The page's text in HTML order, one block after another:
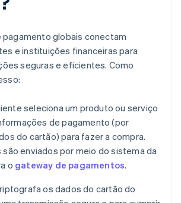
pagamento globais conectam
e instituições financeiras para
seguras e eficientes. Como
seleciona um produto ou serviço
de pagamento (por
do cartão) para fazer a compra.
são enviados por meio do sistema da
o gateway de pagamentos.
os dados do cartão do